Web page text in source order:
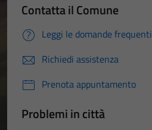
Contatta il Comune
Leggi le domande frequenti
Richiedi assistenza
Prenota appuntamento
Problemi in città